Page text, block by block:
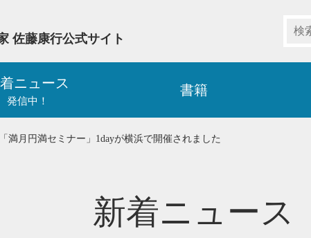
佐藤康行公式サイト
ニュース
発信中！
書籍
満月円満セミナー」1dayが横浜で開催されました
新着ニュース